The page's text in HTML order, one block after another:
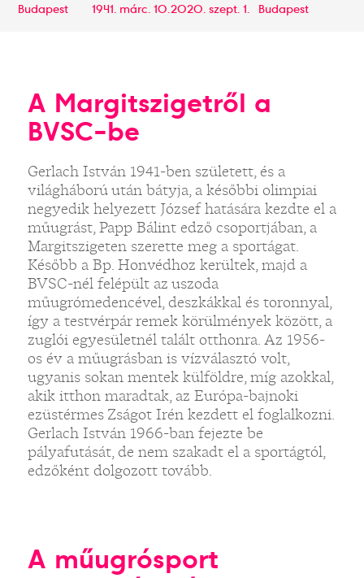
Budapest
1941. márc. 10.2020. szept. 1.
Budapest
A Margitszigetről a
BVSC-be
Gerlach István 1941-ben született, és a
világháború után bátyja, a későbbi olimpiai
negyedik helyezett József hatására kezdte el a
műugrást, Papp Bálint edző csoportjában, a
Margitszigeten szerette meg a sportágat.
Később a Bp. Honvédhoz kerültek, majd a
BVSC-nél felépült az uszoda
műugrómedencével, deszkákkal és toronnyal,
így a testvérpár remek körülmények között, a
zuglói egyesületnél talált otthonra. Az 1956-
os év a műugrásban is vízválasztó volt,
ugyanis sokan mentek külföldre, míg azokkal,
akik itthon maradtak, az Európa-bajnoki
ezüstérmes Zságot Irén kezdett el foglalkozni.
Gerlach István 1966-ban fejezte be
pályafutását, de nem szakadt el a sportágtól,
edzőként dolgozott tovább.
A műugrósport